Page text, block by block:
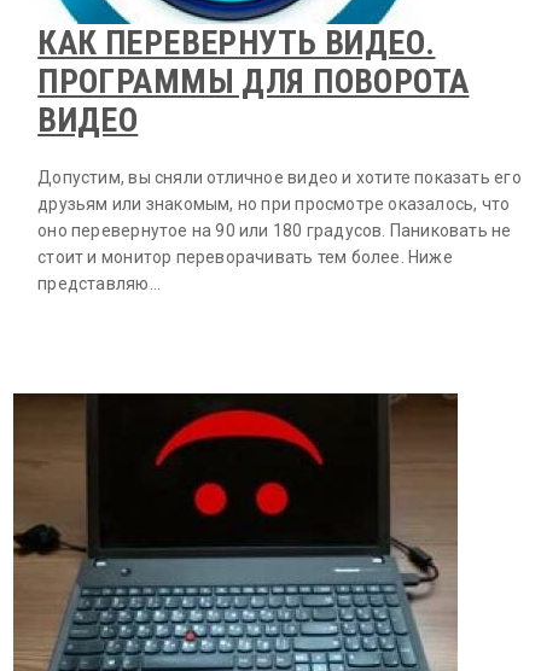
КАК ПЕРЕВЕРНУТЬ ВИДЕО.
ПРОГРАММЫ ДЛЯ ПОВОРОТА
ВИДЕО
Допустим, вы сняли отличное видео и хотите показать его
друзьям или знакомым, но при просмотре оказалось, что
оно перевернутое на 90 или 180 градусов. Паниковать не
стоит и монитор переворачивать тем более. Ниже
представляю…